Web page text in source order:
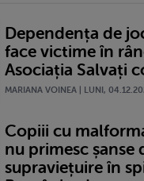
Dependența de
face victime în
Asociația Salvați
MARIANA VOINEA | LUNI,
Copiii cu
nu primesc șanse
supraviețuire în